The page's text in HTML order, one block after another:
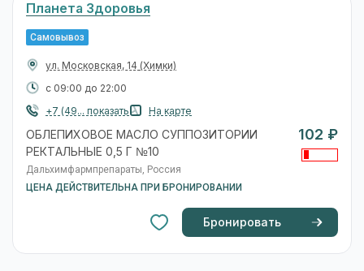
Планета Здоровья
Самовывоз
ул. Московская, 14 (Химки)
с 09:00 до 22:00
+7 (49... показать
На карте
ОБЛЕПИХОВОЕ МАСЛО СУППОЗИТОРИИ
РЕКТАЛЬНЫЕ 0,5 Г №10
Дальхимфармпрепараты, Россия
ЦЕНА ДЕЙСТВИТЕЛЬНА ПРИ БРОНИРОВАНИИ
102 ₽
Бронировать